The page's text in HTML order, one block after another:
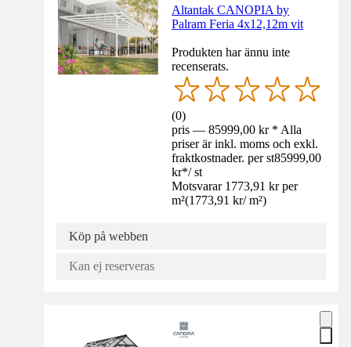
Altantak CANOPIA by
Palram Feria 4x12,12m vit
Produkten har ännu inte
recenserats.
(0)
pris — 85999,00 kr * Alla
priser är inkl. moms och exkl.
fraktkostnader. per st85999,00
kr*/ st
Motsvarar 1773,91 kr per
m²(1773,91 kr/ m²)
Köp på webben
Kan ej reserveras